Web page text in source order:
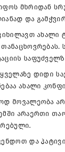
მხრიდან
და
დიდი
ახალი
მოვალეობა არ
არაერთი
და